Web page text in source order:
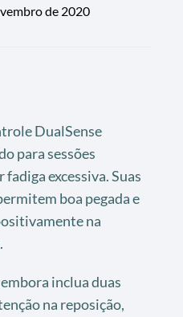
de 2020
DualSense
para sessões
excessiva. Suas
boa pegada e
na
inclua duas
na reposição,